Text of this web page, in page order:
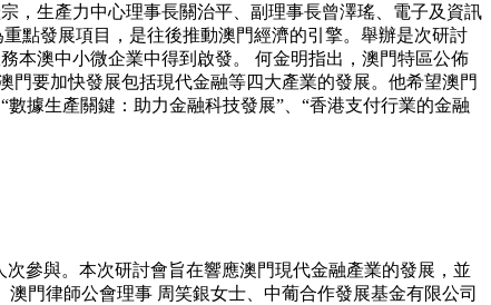
，生產力中心理事長關治平、副理事長曾澤瑤、電子及資訊
點發展項目，是往後推動澳門經濟的引擎。舉辦是次研討
本澳中小微企業中得到啟發。 何金明指出，澳門特區公佈
門要加快發展包括現代金融等四大產業的發展。他希望澳門
據生產關鍵：助力金融科技發展”、“香港支付行業的金融
參與。本次研討會旨在響應澳門現代金融產業的發展，並
門律師公會理事 周笑銀女士、中葡合作發展基金有限公司